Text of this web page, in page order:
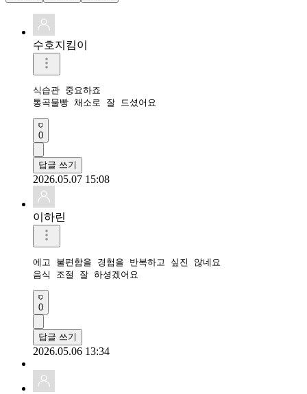
수호지킴이
식습관 중요하죠
통곡물빵 채소로 잘 드셨어요
0
답글 쓰기
2026.05.07 15:08
이하린
에고 불편함을 경험을 반복하고 싶진 않네요
음식 조절 잘 하셩겠어요
0
답글 쓰기
2026.05.06 13:34